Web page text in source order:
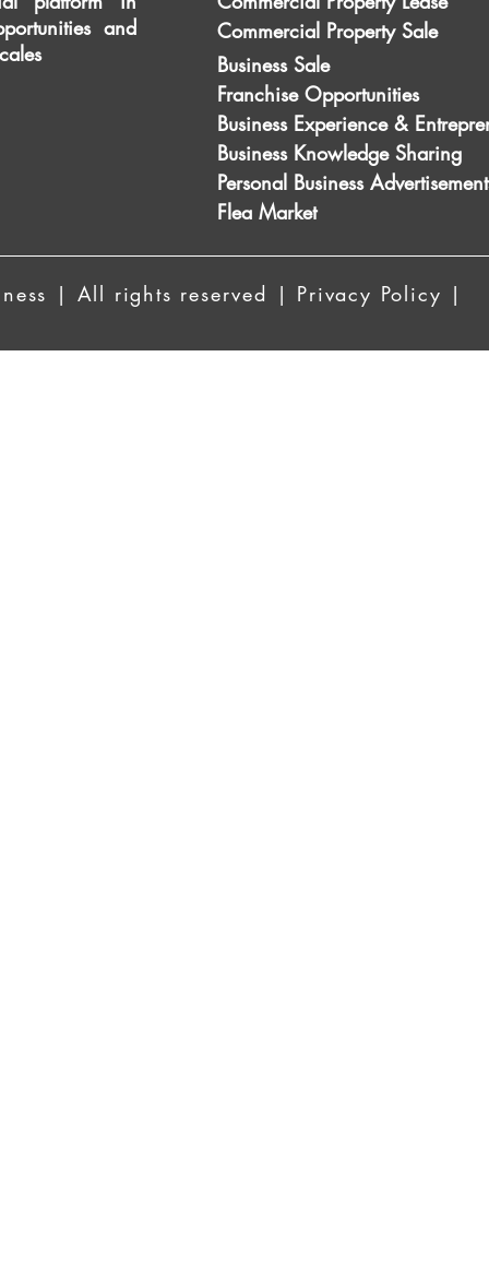
and
Commercial Property Sale
Business Sale
Franchise Opportunities
Business Experience &
Business Knowledge Sharing
Personal Business
Flea Market
| All rights reserved | Privacy Policy |